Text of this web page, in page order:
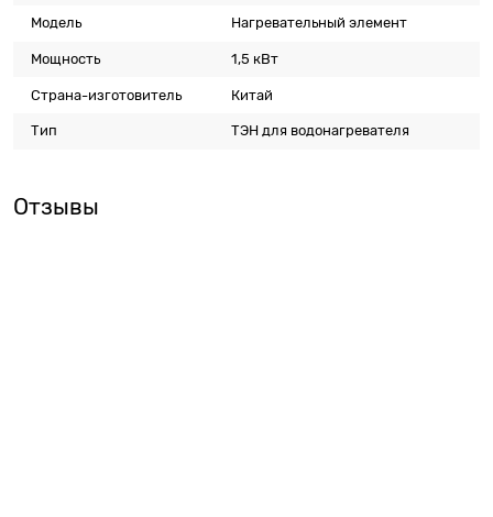
Модель Нагревательный элемент
Мощность 1,5 кВт
Страна-изготовитель Китай
Тип ТЭН для водонагревателя
Отзывы